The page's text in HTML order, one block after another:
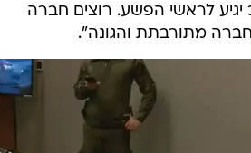
לראשי הפשע. רוצים חברה
מתורבתת והגונה".